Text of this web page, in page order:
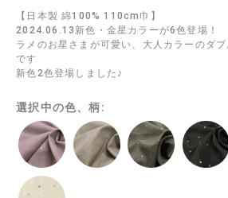
【日本製 綿100% 110cm巾】
2024.06.13新色・金星カラーが6色登場！
ラメのお星さまが可愛い、大人カラーのダ
です
新色2色登場しました♪
選択中の色、柄: